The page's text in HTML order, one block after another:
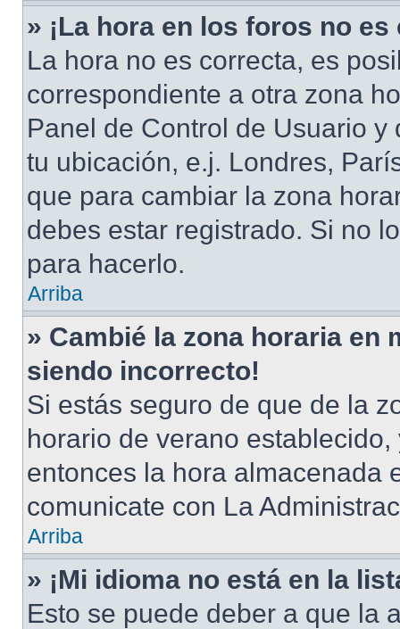
» ¡La hora en los foros no
La hora no es correcta, es
correspondiente a otra zona
Panel de Control de Usuario
tu ubicación, e.j. Londres,
que para cambiar la zona
debes estar registrado. Si no
para hacerlo.
Arriba
» Cambié la zona horaria en
siendo incorrecto!
Si estás seguro de que de la
horario de verano
entonces la hora almacenada
comunicate con La
Arriba
» ¡Mi idioma no está en la
Esto se puede deber a que la